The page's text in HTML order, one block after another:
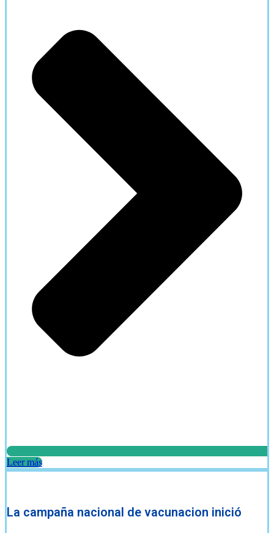
Leer más
La campaña nacional de vacunacion inició